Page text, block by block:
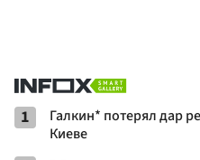
1
Галкин* потерял дар
Киеве